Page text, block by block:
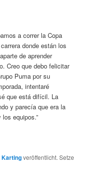
a correr la Copa
donde están los
de aprender
Creo que debo felicitar
Puma por su
intentaré
que está difícil. La
y parecía que era la
equipos.”
Kartingveröffentlicht. Setze